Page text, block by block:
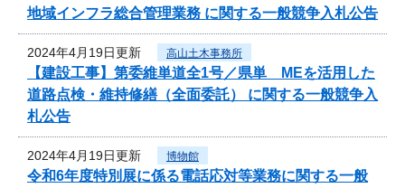
地域インフラ総合管理業務 に関する一般競争入札公告
2024年4月19日更新 高山土木事務所
【建設工事】第委維単道全1号／県単 MEを活用した
道路点検・維持修繕（全面委託） に関する一般競争入
札公告
2024年4月19日更新 博物館
令和6年度特別展に係る電話応対等業務に関する一般